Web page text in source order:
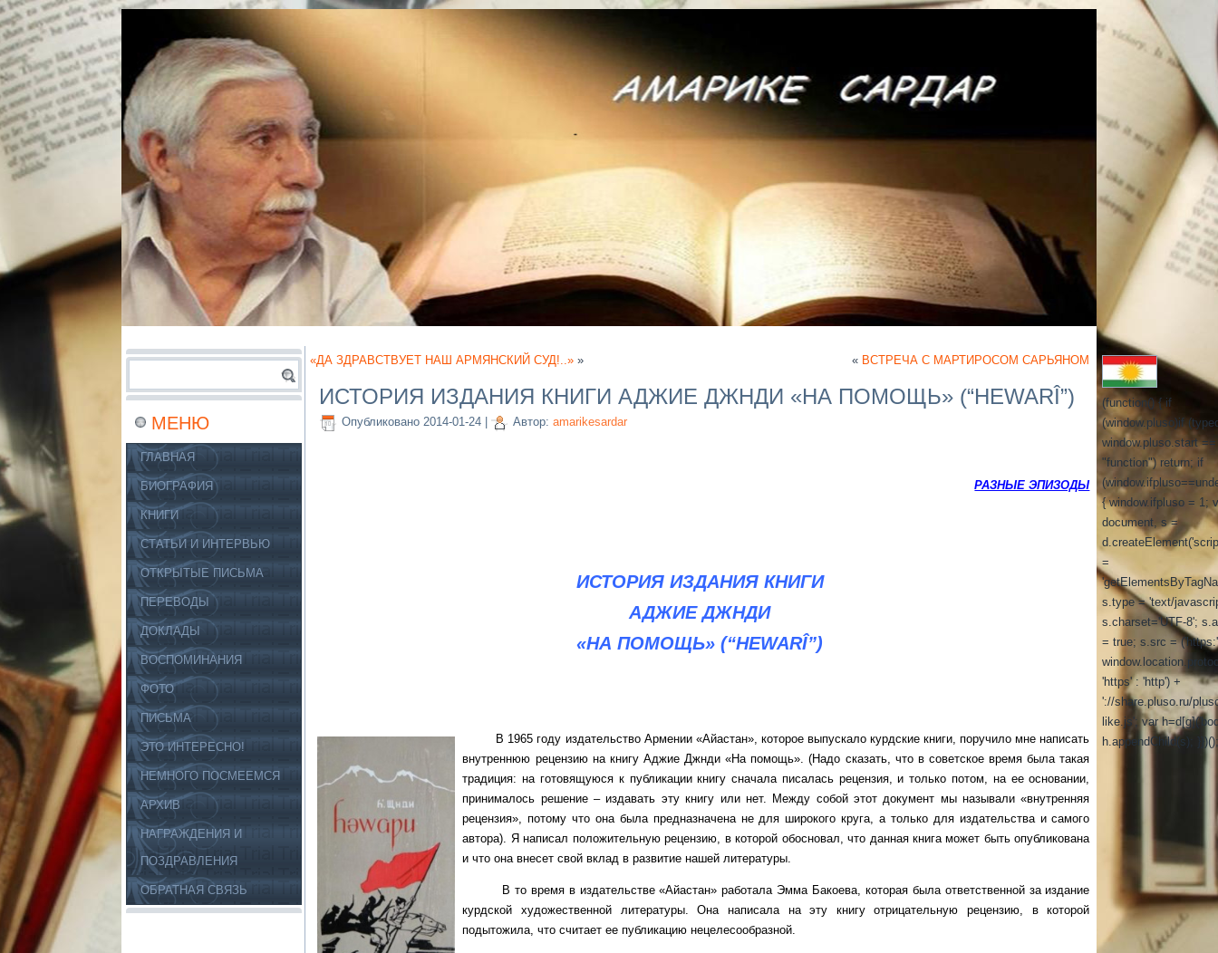
(function() { if
(window.pluso)if
window.pluso.start ==
"function") return; if
{ window.ifpluso = 1;
document, s =
=
s.type = 'text/
s.charset='UTF-8';
= true; s.src =
'https' : 'http') +
'://share.pluso.ru/
like.js'; var
h.appendChild(s);
МЕНЮ
ГЛАВНАЯ
БИОГРАФИЯ
КНИГИ
СТАТЬИ И ИНТЕРВЬЮ
ОТКРЫТЫЕ ПИСЬМА
ПЕРЕВОДЫ
ДОКЛАДЫ
ВОСПОМИНАНИЯ
ФОТО
ПИСЬМА
ЭТО ИНТЕРЕСНО!
НЕМНОГО ПОСМЕЕМСЯ
АРХИВ
НАГРАЖДЕНИЯ И
ПОЗДРАВЛЕНИЯ
ОБРАТНАЯ СВЯЗЬ
«ДА ЗДРАВСТВУЕТ НАШ АРМЯНСКИЙ СУД!..» » « ВСТРЕЧА С МАРТИРОСОМ САРЬЯНОМ
ИСТОРИЯ ИЗДАНИЯ КНИГИ АДЖИЕ ДЖНДИ «НА ПОМОЩЬ» (“HEWARÎ”)
Опубликовано 2014-01-24 | Автор: amarikesardar
РАЗНЫЕ ЭПИЗОДЫ
ИСТОРИЯ ИЗДАНИЯ КНИГИ
АДЖИЕ ДЖНДИ
«НА ПОМОЩЬ» (“HEWARÎ”)
В 1965 году издательство Армении «Айастан», которое выпускало курдские книги, поручило мне написать
внутреннюю рецензию на книгу Аджие Джнди «На помощь». (Надо сказать, что в советское время была такая
традиция: на готовящуюся к публикации книгу сначала писалась рецензия, и только потом, на ее основании,
принималось решение – издавать эту книгу или нет. Между собой этот документ мы называли «внутренняя
рецензия», потому что она была предназначена не для широкого круга, а только для издательства и самого
автора). Я написал положительную рецензию, в которой обосновал, что данная книга может быть опубликована
и что она внесет свой вклад в развитие нашей литературы.
В то время в издательстве «Айастан» работала Эмма Бакоева, которая была ответственной за издание
курдской художественной литературы. Она написала на эту книгу отрицательную рецензию, в которой
подытожила, что считает ее публикацию нецелесообразной.